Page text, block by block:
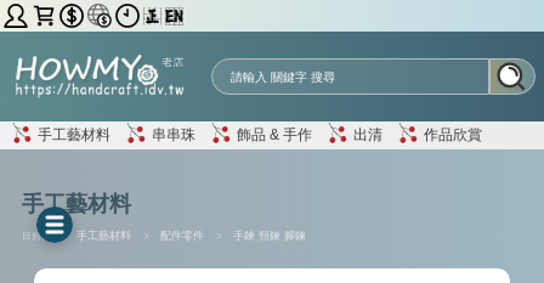
手工藝材料 串串珠 飾品 & 手作 出清 作品欣賞
手工藝材料
目前位置 : 手工藝材料 > 配件零件 > 手鍊 頸鍊 腳鍊